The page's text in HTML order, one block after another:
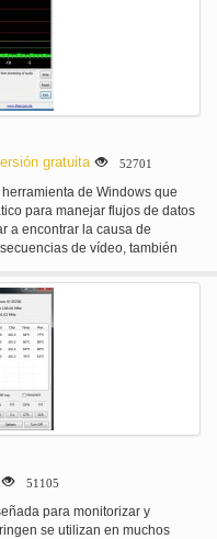
gratuita 52701
de Windows que
para manejar flujos de datos
a encontrar la causa de
de vídeo, también
51105
para monitorizar y
se utilizan en muchos